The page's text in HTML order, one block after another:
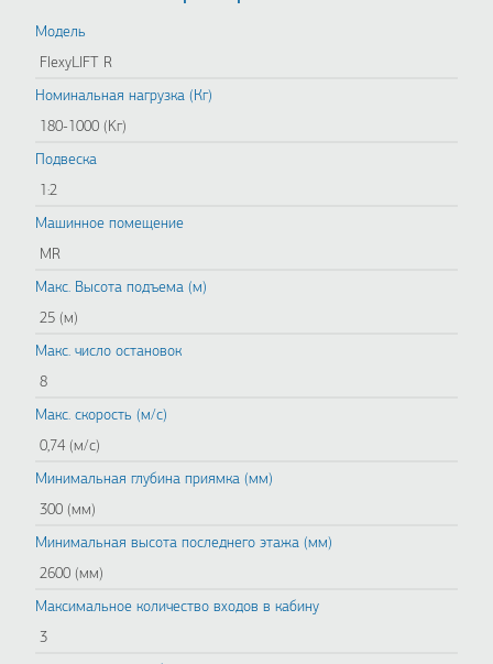
Модель
FlexyLIFT R
Номинальная нагрузка (Кг)
180-1000 (Κг)
Подвеска
1:2
Машинное помещение
MR
Макс. Высота подъема (м)
25 (м)
Макс. число остановок
8
Макс. скорость (м/с)
0,74 (м/c)
Минимальная глубина приямка (мм)
300 (мм)
Минимальная высота последнего этажа (мм)
2600 (мм)
Максимальное количество входов в кабину
3